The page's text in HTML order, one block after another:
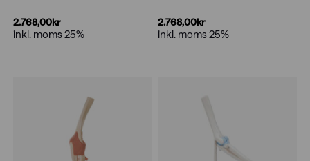
2.768,00kr
inkl. moms 25%
2.768,00kr
inkl. moms 25%